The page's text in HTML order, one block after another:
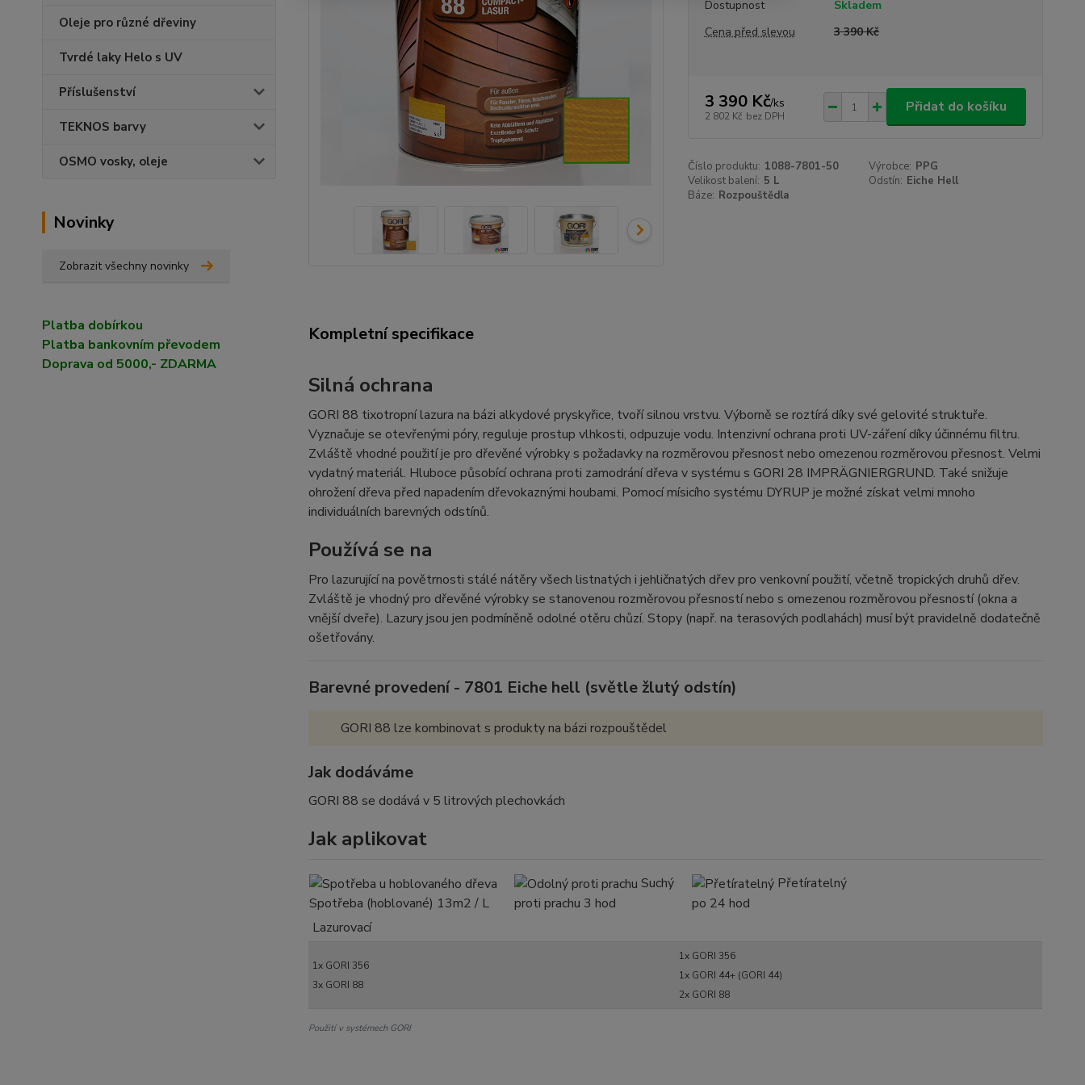
Oleje pro různé dřeviny
Tvrdé laky Helo s UV
Příslušenství
TEKNOS barvy
OSMO vosky, oleje
Novinky
Zobrazit všechny novinky
Platba dobírkou
Platba bankovním převodem
Doprava od 5000,- ZDARMA
Dostupnost
Skladem
Cena před slevou
3 390 Kč
3 390 Kč/ks
2 802 Kč bez DPH
Přidat do košíku
Číslo produktu: 1088-7801-50 Výrobce: PPG
Velikost balení: 5 L Odstín: Eiche Hell
Báze: Rozpouštědla
Kompletní specifikace
Silná ochrana
GORI 88 tixotropní lazura na bázi alkydové pryskyřice, tvoří silnou vrstvu. Výborně se roztírá díky své gelovité struktuře.
Vyznačuje se otevřenými póry, reguluje prostup vlhkosti, odpuzuje vodu. Intenzivní ochrana proti UV-záření díky účinnému filtru.
Zvláště vhodné použití je pro dřevěné výrobky s požadavky na rozměrovou přesnost nebo omezenou rozměrovou přesnost. Velmi
vydatný materiál. Hluboce působící ochrana proti zamodrání dřeva v systému s GORI 28 IMPRÄGNIERGRUND. Také snižuje
ohrožení dřeva před napadením dřevokaznými houbami. Pomocí mísicího systému DYRUP je možné získat velmi mnoho
individuálních barevných odstínů.
Používá se na
Pro lazurující na povětrnosti stálé nátěry všech listnatých i jehličnatých dřev pro venkovní použití, včetně tropických druhů dřev.
Zvláště je vhodný pro dřevěné výrobky se stanovenou rozměrovou přesností nebo s omezenou rozměrovou přesností (okna a
vnější dveře). Lazury jsou jen podmíněně odolné otěru chůzí. Stopy (např. na terasových podlahách) musí být pravidelně dodatečně
ošetřovány.
Reguluje průnik vlhkosti, odpuzuje vodu, světlostálý
Produkt se používá neředěný
Barevné provedení - 7801 Eiche hell (světle žlutý odstín)
GORI 88 lze kombinovat s produkty na bázi rozpouštědel
Jak dodáváme
GORI 88 se dodává v 5 litrových plechovkách
Jak aplikovat
ŠTĚTCEM
Nanáší se štětcem, popřípadě válečkem
Přetíratelný po 24 hodinách
Theoretická spotřeba: 12 - 15 m2/l
Spotřeba (hoblované) 13m2 / L
Suchý
proti prachu 3 hod
Přetíratelný
po 24 hod
Použití v systémech GORI
Lazurovací
1x GORI 356
3x GORI 88
1x GORI 356
1x GORI 44+ (GORI 44)
2x GORI 88